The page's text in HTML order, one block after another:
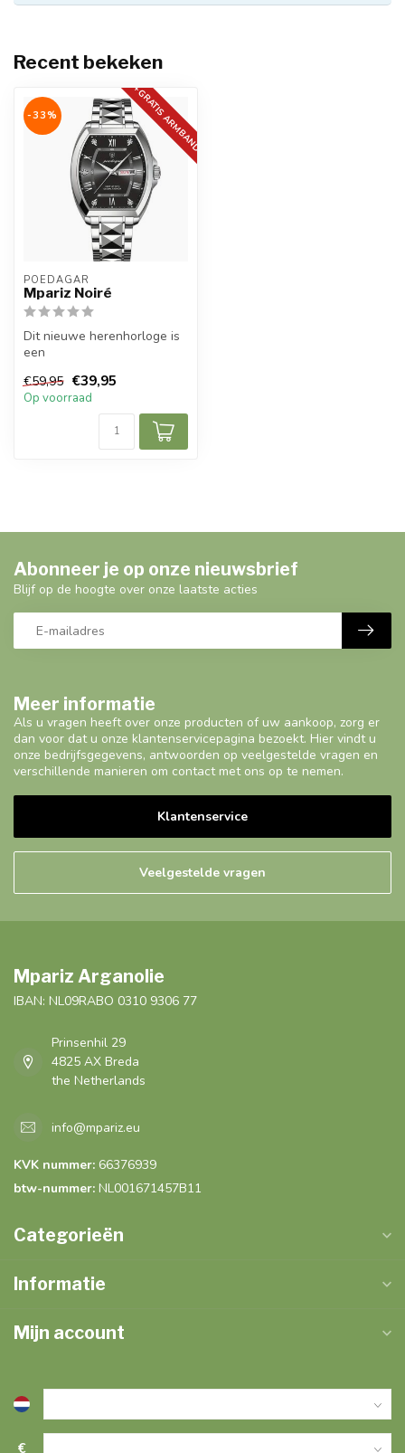
Recent bekeken
+GRATIS ARMBAND
-33%
POEDAGAR
Mpariz Noiré
Dit nieuwe herenhorloge is
een
herenho...
€59,95 €39,95
Op voorraad
Meer informatie
Als u vragen heeft over onze producten of uw aankoop, zorg er
dan voor dat u onze klantenservicepagina bezoekt. Hier vindt u
onze bedrijfsgegevens, antwoorden op veelgestelde vragen en
verschillende manieren om contact met ons op te nemen.
Klantenservice
Veelgestelde vragen
Abonneer je op onze nieuwsbrief
Blijf op de hoogte over onze laatste acties
Mpariz Arganolie
IBAN: NL09RABO 0310 9306 77
Prinsenhil 29
4825 AX Breda
the Netherlands
info@mpariz.eu
KVK nummer: 66376939
btw-nummer: NL001671457B11
Categorieën
Informatie
Mijn account
€